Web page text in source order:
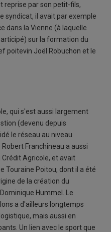
reprise par son petit-fils,
syndicat, il avait par exemple
dans la Vienne (à laquelle
sur la formation du
poitevin Joël Robuchon et le
qui s'est aussi largement
(devenu depuis
le réseau au niveau
Franchineau a aussi
Agricole, et avait
Touraine Poitou, dont il a été
de la création du
Hummel. Le
a d'ailleurs longtemps
mais aussi en
Un lien avec le sport que